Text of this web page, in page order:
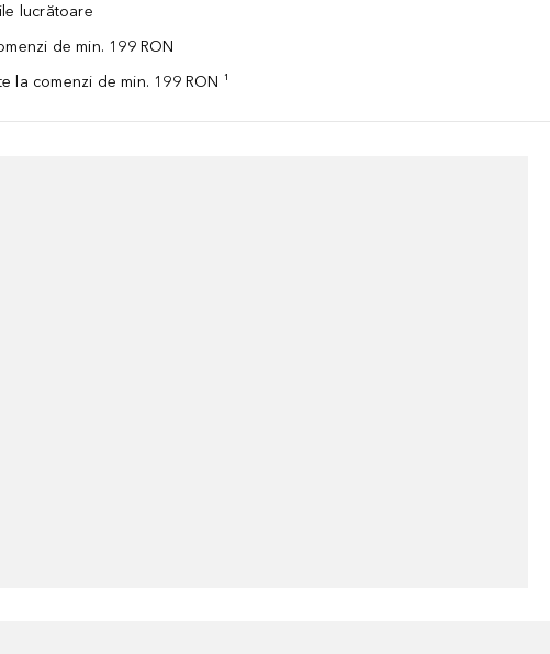
lucrătoare
de min. 199 RON
la comenzi de min. 199 RON ¹